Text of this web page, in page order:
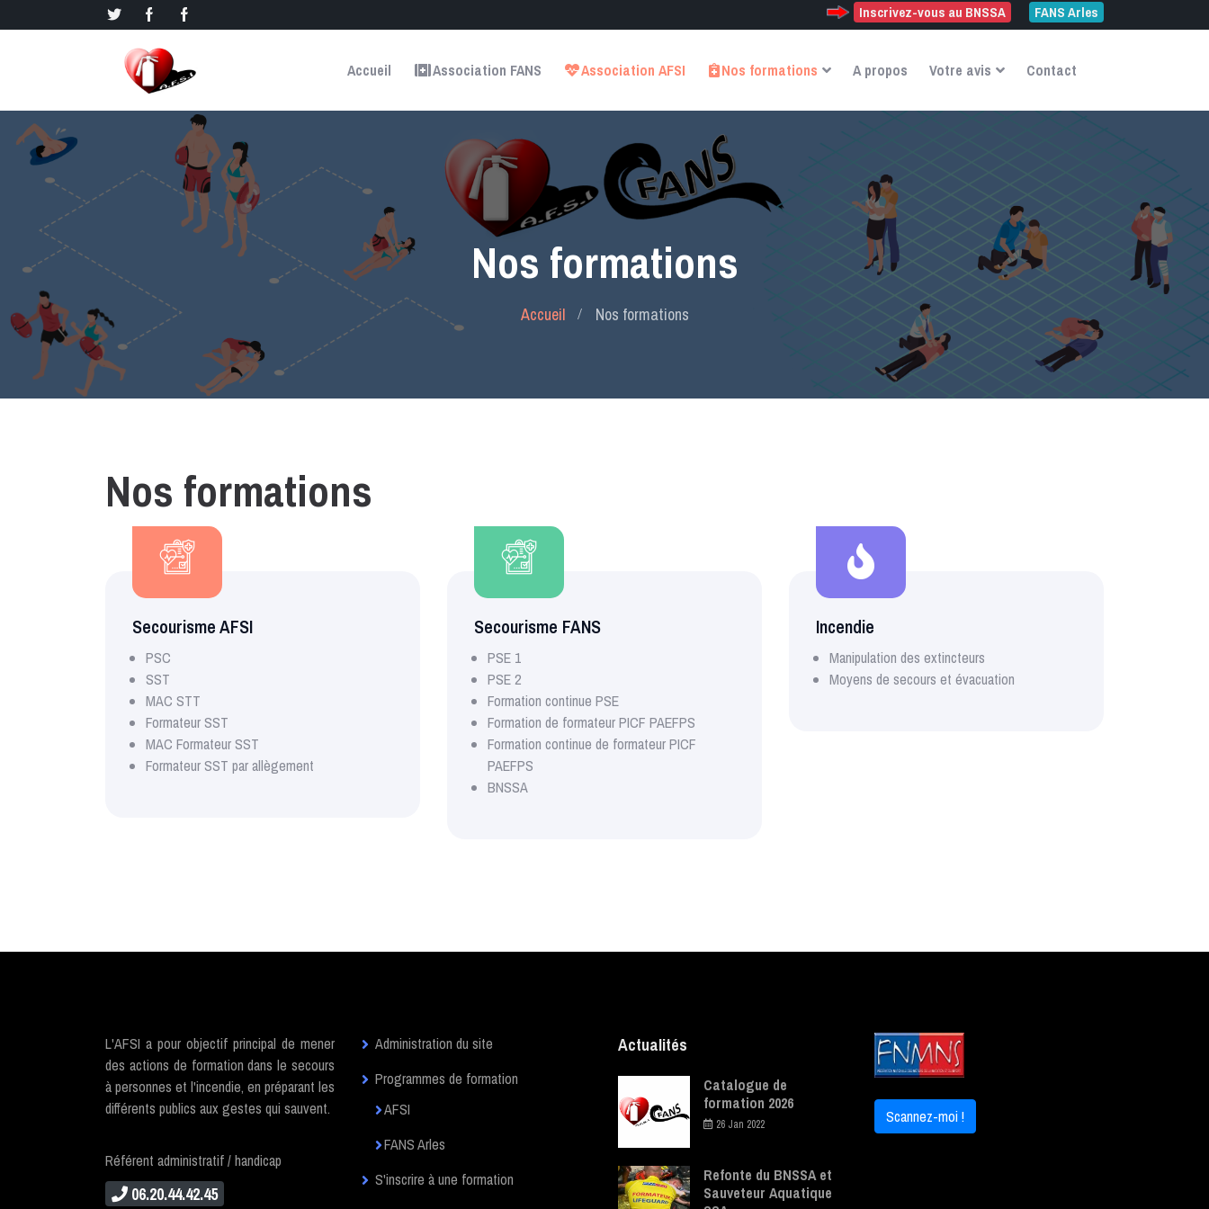
Inscrivez-vous au BNSSA FANS Arles
Accueil Association FANS Association AFSI Nos formations A propos Votre avis Contact
Nos formations
Accueil Nos formations
Nos formations
Secourisme AFSI
PSC
SST
MAC STT
Formateur SST
MAC Formateur SST
Formateur SST par allègement
Secourisme FANS
PSE 1
PSE 2
Formation continue PSE
Formation de formateur PICF PAEFPS
Formation continue de formateur PICF
PAEFPS
BNSSA
Incendie
Manipulation des extincteurs
Moyens de secours et évacuation
L'AFSI a pour objectif principal de mener
des actions de formation dans le secours
à personnes et l'incendie, en préparant les
différents publics aux gestes qui sauvent.
Référent administratif / handicap
06.20.44.42.45
Administration du site
Programmes de formation
AFSI
FANS Arles
S'inscrire à une formation
Actualités
Catalogue de
formation 2026
26 Jan 2022
Refonte du BNSSA et
Sauveteur Aquatique
Scannez-moi !